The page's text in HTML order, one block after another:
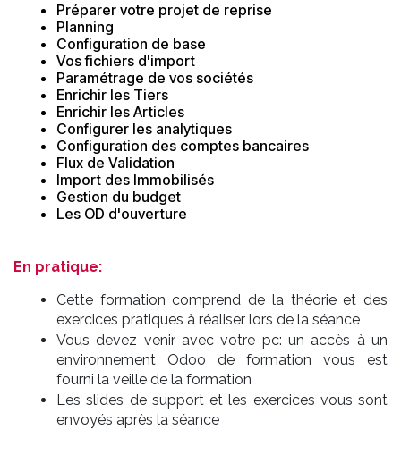
Préparer votre projet de reprise
Planning
Configuration de base
Vos fichiers d'import
Paramétrage de vos sociétés
Enrichir les Tiers
Enrichir les Articles
Configurer les analytiques
Configuration des comptes bancaires
Flux de Validation
Import des Immobilisés
Gestion du budget
Les OD d'ouverture
En pratique:
Cette formation comprend de la théorie et des
exercices pratiques à réaliser lors de la séance
Vous devez venir avec votre pc: un accès à un
environnement Odoo de formation vous est
fourni la veille de la formation
Les slides de support et les exercices vous sont
envoyés après la séance